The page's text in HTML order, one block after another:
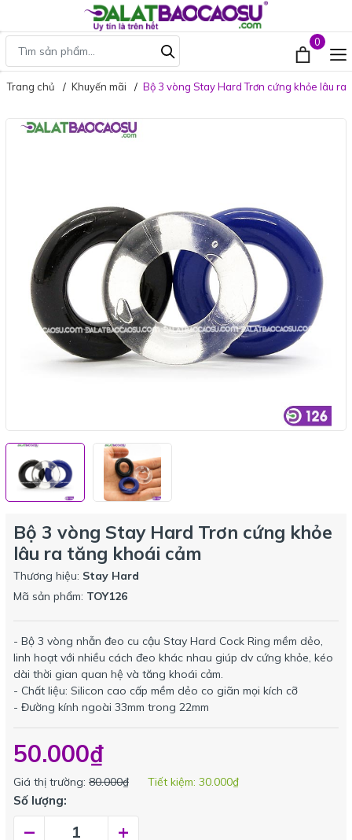
0
Trang chủ Khuyến mãi Bộ 3 vòng Stay Hard Trơn cứng khỏe lâu ra
Bộ 3 vòng Stay Hard Trơn cứng khỏe
lâu ra tăng khoái cảm
Thương hiệu: Stay Hard
Mã sản phẩm: TOY126
- Bộ 3 vòng nhẫn đeo cu cậu Stay Hard Cock Ring mềm dẻo,
linh hoạt với nhiều cách đeo khác nhau giúp dv cứng khỏe, kéo
dài thời gian quan hệ và tăng khoái cảm.
- Chất liệu: Silicon cao cấp mềm dẻo co giãn mọi kích cỡ
- Đường kính ngoài 33mm trong 22mm
50.000₫
Giá thị trường: 80.000₫ Tiết kiệm: 30.000₫
Số lượng:
– +